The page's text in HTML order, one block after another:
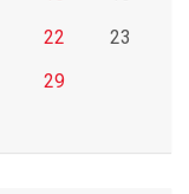
22
23
29